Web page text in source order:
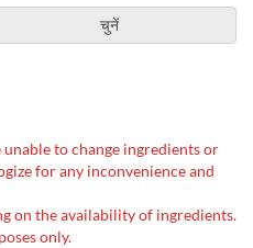
चुनें
unable to change ingredients or
for any inconvenience and
on the availability of ingredients.
only.